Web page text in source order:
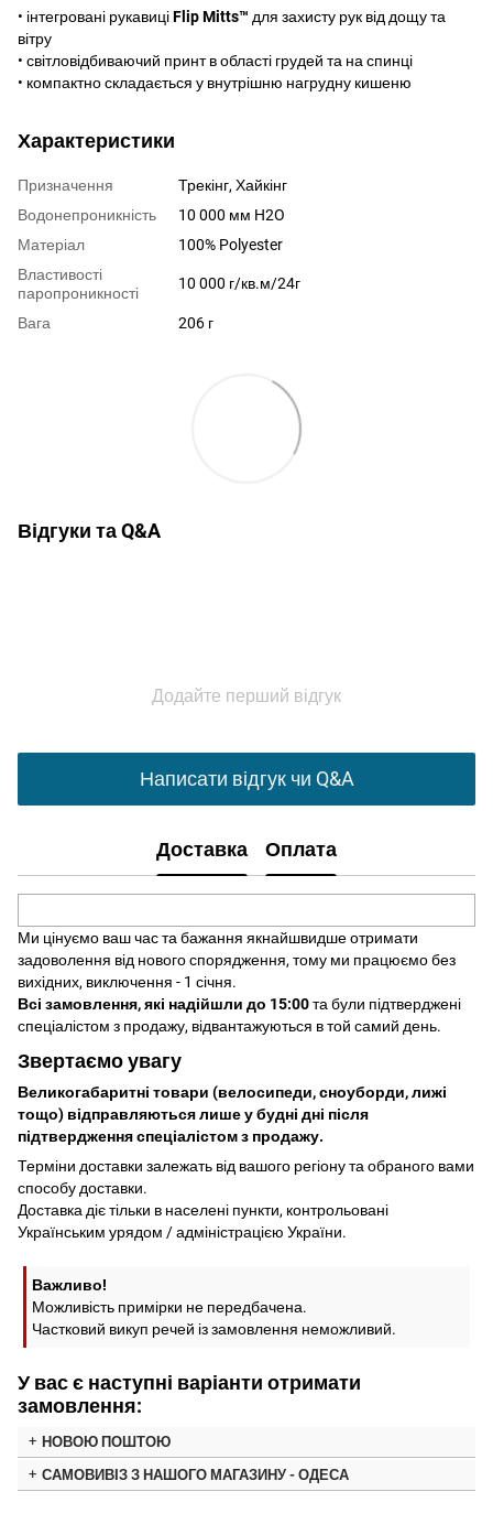
• інтегровані рукавиціFlipMitts™ для захисту рук від дощу та
вітру
• світловідбиваючий принт в області грудей та на спинці
• компактно складається у внутрішню нагрудну кишеню
Характеристики
Призначення
Трекінг, Хайкінг
Водонепроникність
10 000 мм H2O
Матеріал
100% Polyester
Властивості
паропроникності
10 000 г/кв.м/24г
Вага 206 г
Відгуки та Q&A
Додайте перший відгук
Написати відгук чи Q&A
Доставка Оплата
Ми цінуємо ваш час та бажання якнайшвидше отримати
задоволення від нового спорядження, тому ми працюємо без
вихідних, виключення - 1 січня.
Всі замовлення, які надійшли до 15:00та були підтверджені
спеціалістом з продажу, відвантажуються в той самий день.
Звертаємо увагу
Великогабаритні товари (велосипеди, сноуборди, лижі
тощо) відправляються лише у будні дні після
підтвердження спеціалістом з продажу.
Терміни доставки залежать від вашого регіону та обраного вами
способу доставки.
Доставка діє тільки в населені пункти, контрольовані
Українським урядом / адміністрацією України.
Важливо!
Можливість примірки не передбачена.
Частковий викуп речей із замовлення неможливий.
У вас є наступні варіанти отримати
замовлення:
НОВОЮ ПОШТОЮ
САМОВИВІЗ З НАШОГО МАГАЗИНУ - ОДЕСА